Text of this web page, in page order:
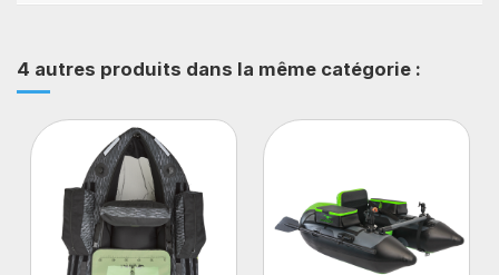
4 autres produits dans la même catégorie :